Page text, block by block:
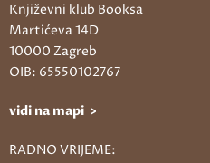
Književni klub Booksa
Martićeva 14D
10000 Zagreb
OIB: 65550102767
vidi na mapi >
RADNO VRIJEME: